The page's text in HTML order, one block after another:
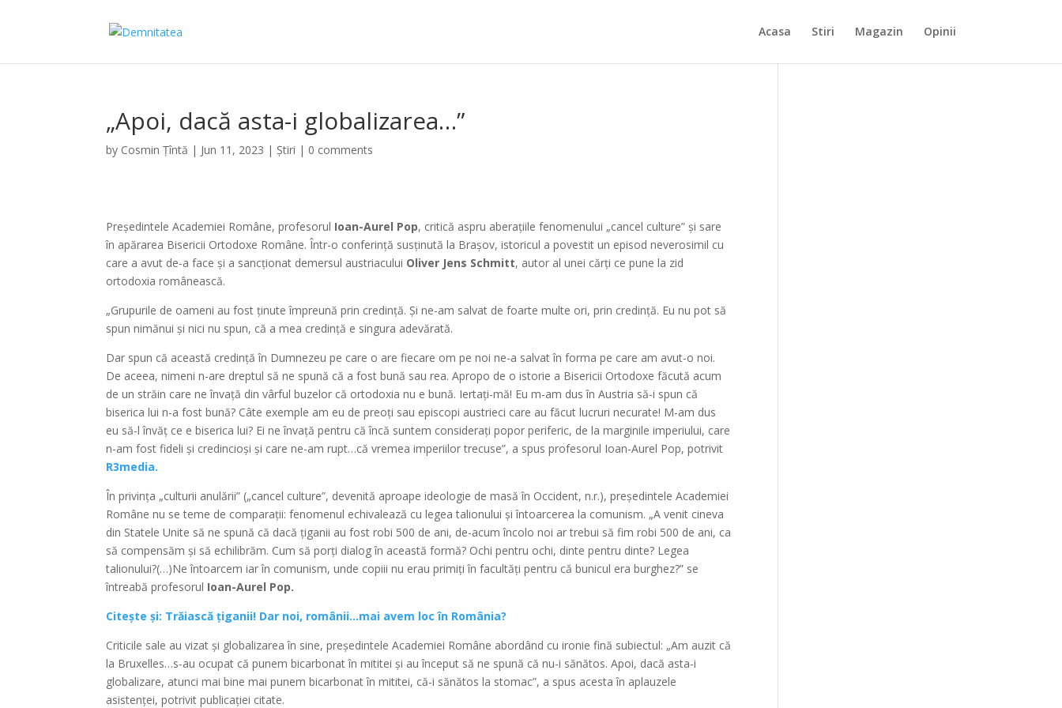
Acasa Stiri Magazin Opinii
„Apoi, dacă asta-i globalizarea…”
by Cosmin Țîntă | Jun 11, 2023 |Știri | 0 comments
Președintele Academiei Române, profesorul Ioan-Aurel Pop, critică aspru aberațiile fenomenului „cancel culture” și sare
în apărarea Bisericii Ortodoxe Române. Într-o conferință susținută la Brașov, istoricul a povestit un episod neverosimil cu
care a avut de-a face și a sancționat demersul austriacului Oliver Jens Schmitt, autor al unei cărți ce pune la zid
ortodoxia românească.
„Grupurile de oameni au fost ținute împreună prin credință. Și ne-am salvat de foarte multe ori, prin credință. Eu nu pot să
spun nimănui și nici nu spun, că a mea credință e singura adevărată.
Dar spun că această credință în Dumnezeu pe care o are fiecare om pe noi ne-a salvat în forma pe care am avut-o noi.
De aceea, nimeni n-are dreptul să ne spună că a fost bună sau rea. Apropo de o istorie a Bisericii Ortodoxe făcută acum
de un străin care ne învață din vârful buzelor că ortodoxia nu e bună. Iertați-mă! Eu m-am dus în Austria să-i spun că
biserica lui n-a fost bună? Câte exemple am eu de preoți sau episcopi austrieci care au făcut lucruri necurate! M-am dus
eu să-l învăț ce e biserica lui? Ei ne învață pentru că încă suntem considerați popor periferic, de la marginile imperiului, care
n-am fost fideli și credincioși și care ne-am rupt…că vremea imperiilor trecuse”, a spus profesorul Ioan-Aurel Pop, potrivit
R3media.
În privința „culturii anulării” („cancel culture”, devenită aproape ideologie de masă în Occident, n.r.), președintele Academiei
Române nu se teme de comparații: fenomenul echivalează cu legea talionului și întoarcerea la comunism. „A venit cineva
din Statele Unite să ne spună că dacă țiganii au fost robi 500 de ani, de-acum încolo noi ar trebui să fim robi 500 de ani, ca
să compensăm și să echilibrăm. Cum să porți dialog în această formă? Ochi pentru ochi, dinte pentru dinte? Legea
talionului?(…)Ne întoarcem iar în comunism, unde copiii nu erau primiți în facultăți pentru că bunicul era burghez?” se
întreabă profesorul Ioan-Aurel Pop.
Citește și: Trăiască țiganii! Dar noi, românii…mai avem loc în România?
Criticile sale au vizat și globalizarea în sine, președintele Academiei Române abordând cu ironie fină subiectul: „Am auzit că
la Bruxelles…s-au ocupat că punem bicarbonat în mititei și au început să ne spună că nu-i sănătos. Apoi, dacă asta-i
globalizare, atunci mai bine mai punem bicarbonat în mititei, că-i sănătos la stomac”, a spus acesta în aplauzele
asistenței, potrivit publicației citate.